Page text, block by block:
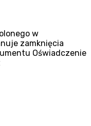
w
zamknięcia
Oświadczenie